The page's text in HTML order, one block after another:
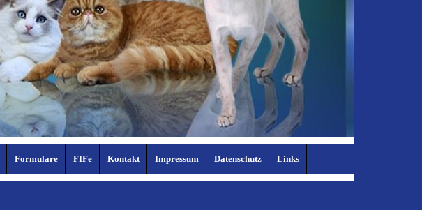
Formulare FIFe Kontakt Impressum Datenschutz Links